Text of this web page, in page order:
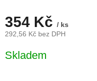
354 Kč / ks
292,56 Kč bez DPH
cena:
Skladem